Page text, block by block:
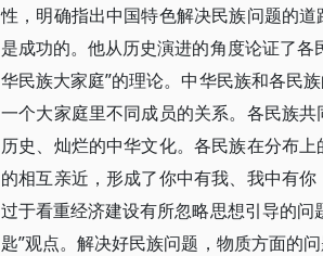
性，明确指出中国特色解决民族问题的
是成功的。他从历史演进的角度论证了
华民族大家庭”的理论。中华民族和各民
一个大家庭里不同成员的关系。各民族
历史、灿烂的中华文化。各民族在分布
的相互亲近，形成了你中有我、我中有
过于看重经济建设有所忽略思想引导的
匙”观点。解决好民族问题，物质方面的